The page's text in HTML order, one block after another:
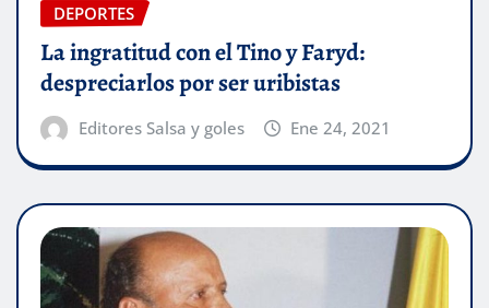
DEPORTES
La ingratitud con el Tino y Faryd:
despreciarlos por ser uribistas
Editores Salsa y goles Ene 24, 2021